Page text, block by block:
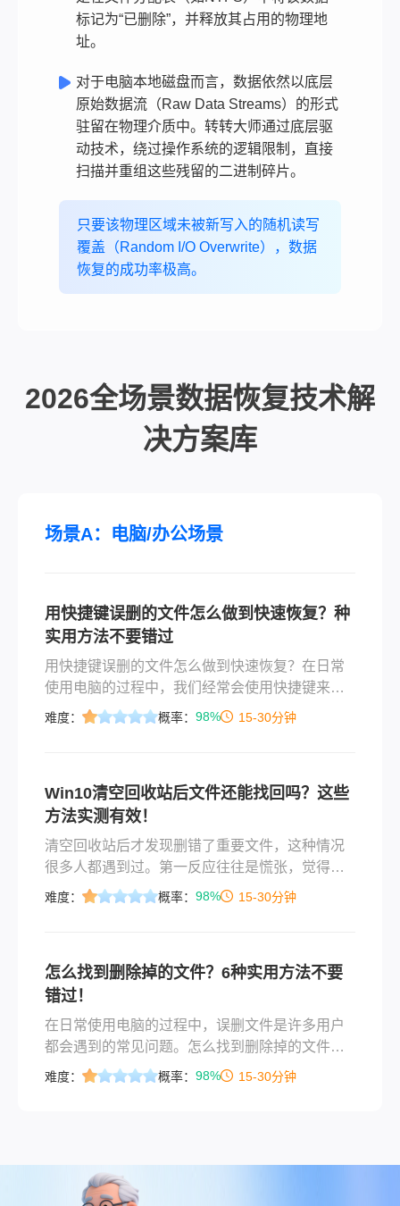
标记为“已删除”，并释放其占用的物理地
址。
对于电脑本地磁盘而言，数据依然以底层
原始数据流（Raw Data Streams）的形式
驻留在物理介质中。转转大师通过底层驱
动技术，绕过操作系统的逻辑限制，直接
扫描并重组这些残留的二进制碎片。
只要该物理区域未被新写入的随机读写
覆盖（Random I/O Overwrite），数据
恢复的成功率极高。
2026全场景数据恢复技术解
决方案库
场景A：电脑/办公场景
用快捷键误删的文件怎么做到快速恢复？种
实用方法不要错过
用快捷键误删的文件怎么做到快速恢复？在日常
使用电脑的过程中，我们经常会使用快捷键来提
高工作效率和操作方便性。然而，不小心使用快
难度： 概率： 98% 15-30分钟
Win10清空回收站后文件还能找回吗？这些
方法实测有效！
清空回收站后才发现删错了重要文件，这种情况
很多人都遇到过。第一反应往往是慌张，觉得文
件彻底没了。其实Windows删除文件的机制并没
据写入将其覆盖。这就给了我们恢复的机会。本
文会按照从简单到复杂、从免费到付费的顺序，
介绍几个Win10回收站文件删除了怎么恢复的方
法，你可以根据自己的情况选择。
难度： 概率： 98% 15-30分钟
怎么找到删除掉的文件？6种实用方法不要
错过！
在日常使用电脑的过程中，误删文件是许多用户
都会遇到的常见问题。怎么找到删除掉的文件？
这是很多用户最关心的问题。答案是：大部分情
难度： 概率： 98% 15-30分钟